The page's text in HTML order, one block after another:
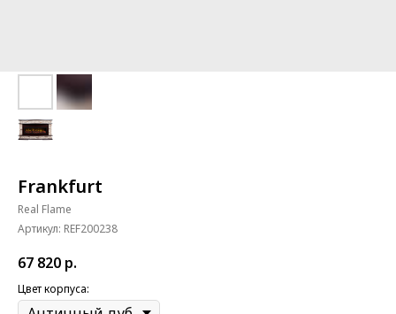
Frankfurt
Real Flame
Артикул: REF200238
67 820 р.
Цвет корпуса: